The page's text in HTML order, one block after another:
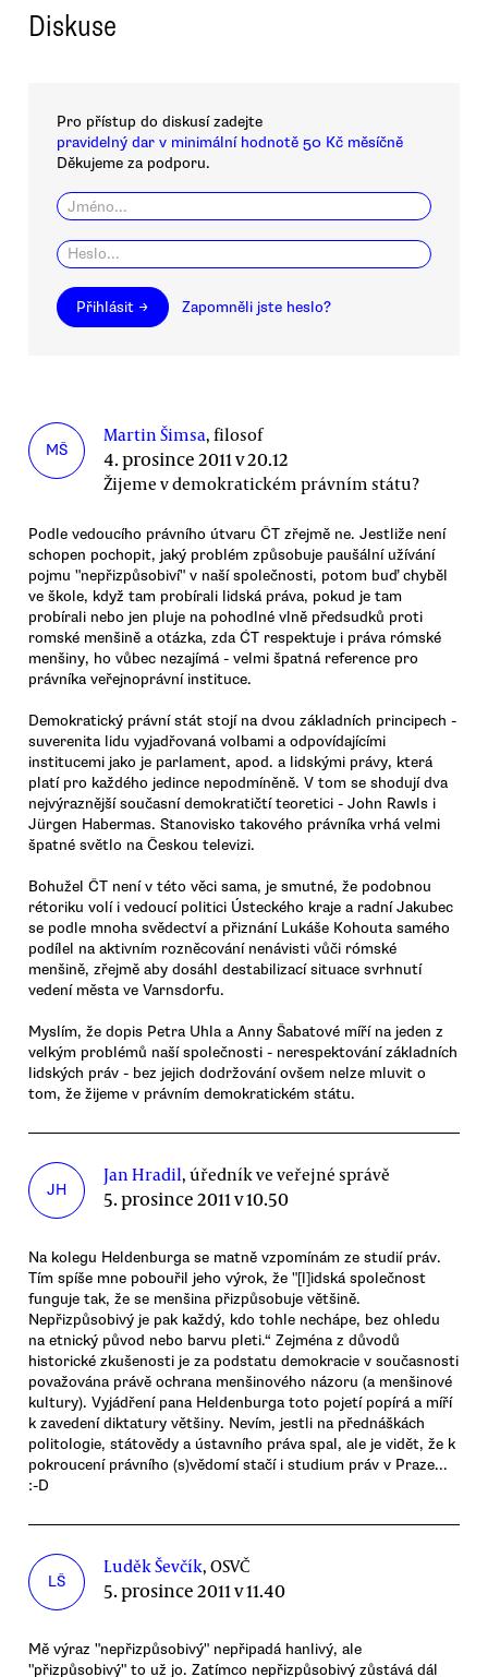
Diskuse
Pro přístup do diskusí zadejte
pravidelný dar v minimální hodnotě 50 Kč měsíčně
Děkujeme za podporu.
Přihlásit → Zapomněli jste heslo?
MŠ
Martin Šimsa, filosof
4. prosince 2011 v 20.12
Žijeme v demokratickém právním státu?
Podle vedoucího právního útvaru ČT zřejmě ne. Jestliže není
schopen pochopit, jaký problém způsobuje paušální užívání
pojmu "nepřizpůsobiví" v naší společnosti, potom buď chyběl
ve škole, když tam probírali lidská práva, pokud je tam
probírali nebo jen pluje na pohodlné vlně předsudků proti
romské menšině a otázka, zda ĆT respektuje i práva rómské
menšiny, ho vůbec nezajímá - velmi špatná reference pro
právníka veřejnoprávní instituce.
Demokratický právní stát stojí na dvou základních principech -
suverenita lidu vyjadřovaná volbami a odpovídajícími
institucemi jako je parlament, apod. a lidskými právy, která
platí pro každého jedince nepodmíněně. V tom se shodují dva
nejvýraznější současní demokratičtí teoretici - John Rawls i
Jürgen Habermas. Stanovisko takového právníka vrhá velmi
špatné světlo na Českou televizi.
Bohužel ČT není v této věci sama, je smutné, že podobnou
rétoriku volí i vedoucí politici Ústeckého kraje a radní Jakubec
se podle mnoha svědectví a přiznání Lukáše Kohouta samého
podílel na aktivním rozněcování nenávisti vůči rómské
menšině, zřejmě aby dosáhl destabilizací situace svrhnutí
vedení města ve Varnsdorfu.
Myslím, že dopis Petra Uhla a Anny Šabatové míří na jeden z
velkým problémů naší společnosti - nerespektování základních
lidských práv - bez jejich dodržování ovšem nelze mluvit o
tom, že žijeme v právním demokratickém státu.
JH
Jan Hradil, úředník ve veřejné správě
5. prosince 2011 v 10.50
Na kolegu Heldenburga se matně vzpomínám ze studií práv.
Tím spíše mne pobouřil jeho výrok, že "[l]idská společnost
funguje tak, že se menšina přizpůsobuje většině.
Nepřizpůsobivý je pak každý, kdo tohle nechápe, bez ohledu
na etnický původ nebo barvu pleti.“ Zejména z důvodů
historické zkušenosti je za podstatu demokracie v současnosti
považována právě ochrana menšinového názoru (a menšinové
kultury). Vyjádření pana Heldenburga toto pojetí popírá a míří
k zavedení diktatury většiny. Nevím, jestli na přednáškách
politologie, státovědy a ústavního práva spal, ale je vidět, že k
pokroucení právního (s)vědomí stačí i studium práv v Praze...
:-D
LŠ
Luděk Ševčík, OSVČ
5. prosince 2011 v 11.40
Mě výraz "nepřizpůsobivý" nepřipadá hanlivý, ale
"přizpůsobivý" to už jo. Zatímco nepřizpůsobivý zůstává dál